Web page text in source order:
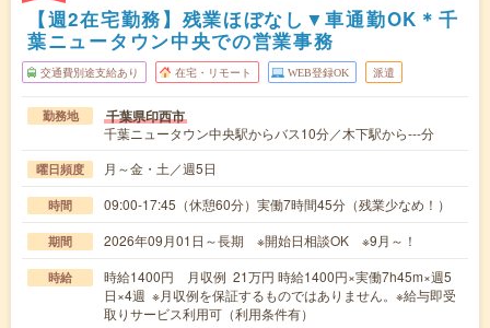
【週2在宅勤務】残業ほぼなし▼車通勤OK＊千
葉ニュータウン中央での営業事務
交通費別途支給あり 在宅・リモート WEB登録OK 派遣
勤務地 千葉県印西市
千葉ニュータウン中央駅からバス10分／木下駅から---分
曜日頻度 月～金・土／週5日
時間 09:00-17:45（休憩60分）実働7時間45分（残業少なめ！）
期間 2026年09月01日～長期 ※開始日相談OK ※9月～！
時給
時給1400円 月収例 21万円 時給1400円×実働7h45m×週5
日×4週 ※月収例を保証するものではありません。※給与即受
取りサービス利用可（利用条件有）